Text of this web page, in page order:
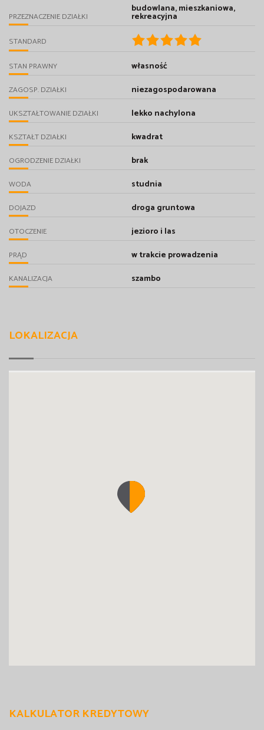
PRZEZNACZENIE DZIAŁKI
budowlana, mieszkaniowa,
rekreacyjna
STANDARD
STAN PRAWNY własność
ZAGOSP. DZIAŁKI niezagospodarowana
UKSZTAŁTOWANIE DZIAŁKI lekko nachylona
KSZTAŁT DZIAŁKI kwadrat
OGRODZENIE DZIAŁKI brak
WODA studnia
DOJAZD droga gruntowa
OTOCZENIE jezioro i las
PRĄD w trakcie prowadzenia
KANALIZACJA szambo
LOKALIZACJA
KALKULATOR KREDYTOWY